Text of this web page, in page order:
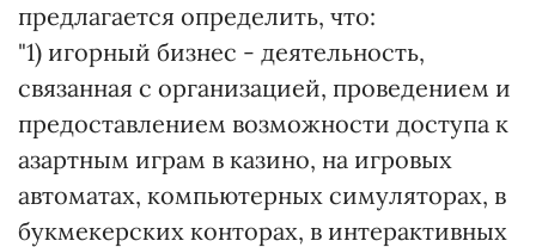
предлагается определить, что:
"1) игорный бизнес - деятельность,
связанная с организацией, проведением и
предоставлением возможности доступа к
азартным играм в казино, на игровых
автоматах, компьютерных симуляторах, в
букмекерских конторах, в интерактивных